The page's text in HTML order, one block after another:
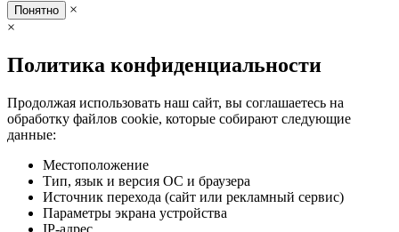
Понятно
×
×
Политика конфиденциальности
Продолжая использовать наш сайт, вы соглашаетесь на
обработку файлов cookie, которые собирают следующие
данные:
Местоположение
Тип, язык и версия ОС и браузера
Источник перехода (сайт или рекламный сервис)
Параметры экрана устройства
IP-адрес